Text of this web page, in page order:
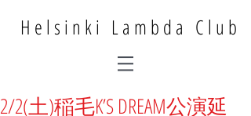
Helsinki Lambda Club
2/2(土)稲毛K’S DREAM公演延